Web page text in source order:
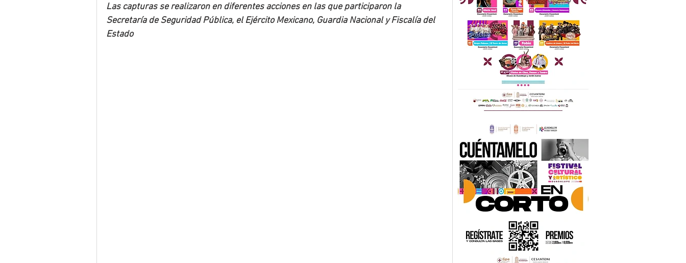
Las capturas se realizaron en diferentes acciones en las que participaron la
Secretaría de Seguridad Pública, el Ejército Mexicano, Guardia Nacional y Fiscalía del
Estado